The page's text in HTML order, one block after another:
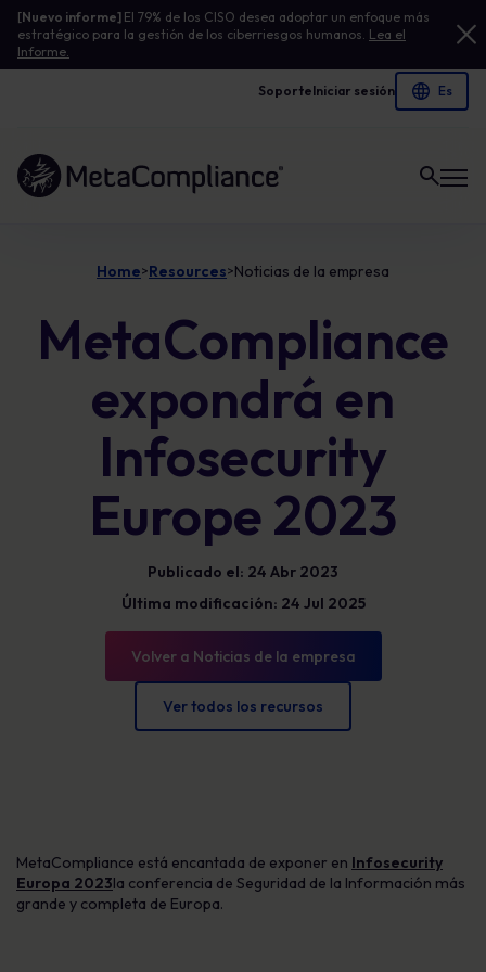
[Nuevo informe] El 79% de los CISO desea adoptar un enfoque más
estratégico para la gestión de los ciberriesgos humanos. Lea el
Informe.
SoporteIniciar sesión
Enlace a la página de inicio
Home>Resources>Noticias de la empresa
MetaCompliance
expondrá en
Infosecurity
Europe 2023
Publicado el: 24 Abr 2023
Última modificación: 24 Jul 2025
Volver a Noticias de la empresa
Ver todos los recursos
MetaCompliance está encantada de exponer en Infosecurity
Europa 2023la conferencia de Seguridad de la Información más
grande y completa de Europa.